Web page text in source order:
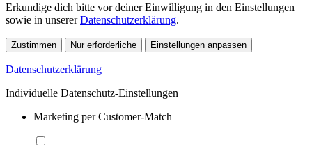
Erkundige dich bitte vor deiner Einwilligung in den Einstellungen
sowie in unsererDatenschutzerklärung.
Zustimmen Nur erforderliche Einstellungen anpassen
Datenschutzerklärung
Individuelle Datenschutz-Einstellungen
Marketing per Customer-Match